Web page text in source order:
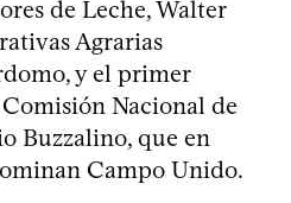
de Leche, Walter
Agrarias
y el primer
Nacional de
Buzzalino, que en
Campo Unido.